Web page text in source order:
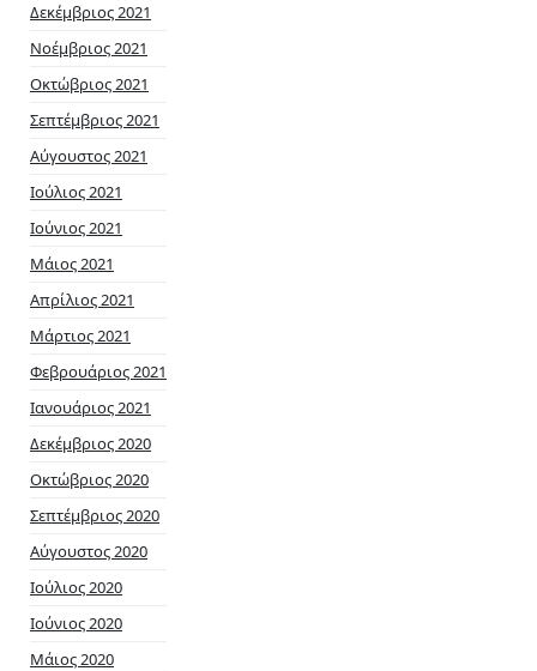
Δεκέμβριος 2021
Νοέμβριος 2021
Οκτώβριος 2021
Σεπτέμβριος 2021
Αύγουστος 2021
Ιούλιος 2021
Ιούνιος 2021
Μάιος 2021
Απρίλιος 2021
Μάρτιος 2021
Φεβρουάριος 2021
Ιανουάριος 2021
Δεκέμβριος 2020
Οκτώβριος 2020
Σεπτέμβριος 2020
Αύγουστος 2020
Ιούλιος 2020
Ιούνιος 2020
Μάιος 2020